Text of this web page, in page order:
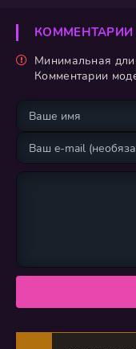
КОММЕНТАРИИ
Минимальная
Комментарии